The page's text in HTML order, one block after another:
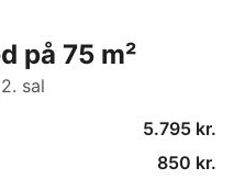
på 75 m²
sal
5.795 kr.
850 kr.